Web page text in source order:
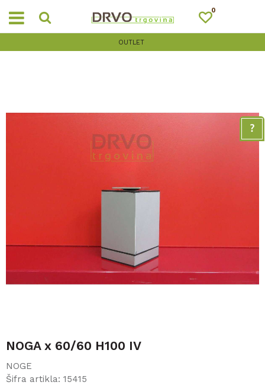
0
OUTLET
NOGA x 60/60 H100 IV
NOGE
Šifra artikla: 15415